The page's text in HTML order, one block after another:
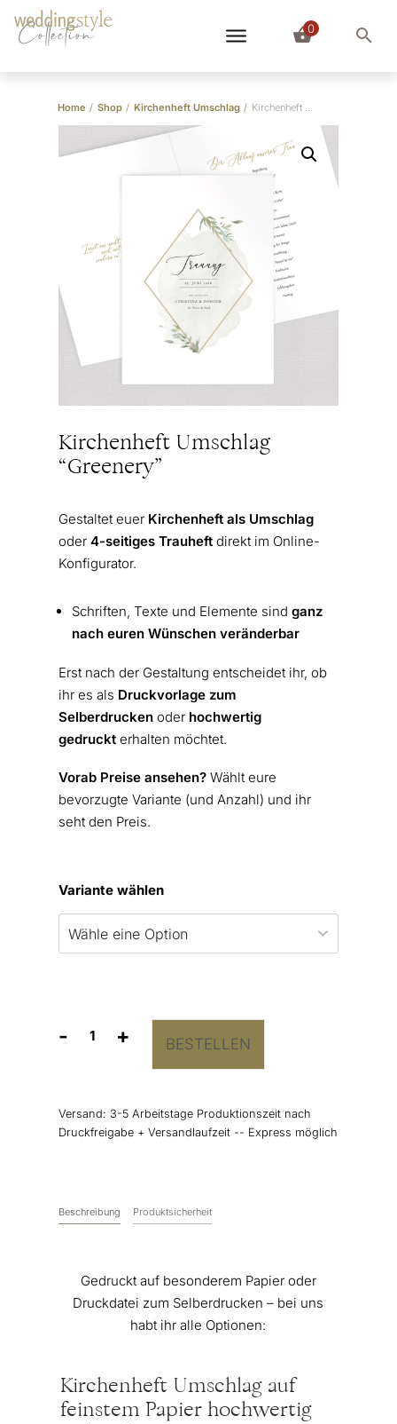
Collection 0
Home / Shop / Kirchenheft Umschlag / Kirchenheft Umschlag “Greenery”
Kirchenheft Umschlag
“Greenery”
Gestaltet euer Kirchenheft als Umschlag
oder 4-seitiges Trauheftdirekt im Online-
Konfigurator.
Schriften, Texte und Elemente sind ganz
nach euren Wünschen veränderbar
Erst nach der Gestaltung entscheidet ihr, ob
ihr es als Druckvorlage zum
Selberdruckenoder hochwertig
gedruckt erhalten möchtet.
Vorab Preise ansehen?Wählt eure
bevorzugte Variante (und Anzahl) und ihr
seht den Preis.
Variante wählen
-
Kirchenheft
+ BESTELLEN
Versand: 3-5 Arbeitstage Produktionszeit nach
Druckfreigabe + Versandlaufzeit -- Express möglich
Beschreibung Produktsicherheit
Gedruckt auf besonderem Papier oder
Druckdatei zum Selberdrucken – bei uns
habt ihr alle Optionen:
Kirchenheft Umschlag auf
feinstem Papier hochwertig